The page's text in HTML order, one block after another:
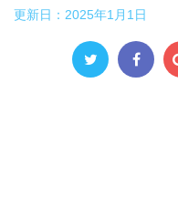
更新日： 2025年1月1日